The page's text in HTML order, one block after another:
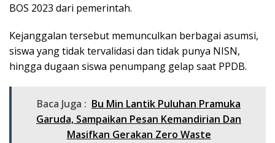
BOS 2023 dari pemerintah.
Kejanggalan tersebut memunculkan berbagai asumsi,
siswa yang tidak tervalidasi dan tidak punya NISN,
hingga dugaan siswa penumpang gelap saat PPDB.
Baca Juga : Bu Min Lantik Puluhan Pramuka
Garuda, Sampaikan Pesan Kemandirian Dan
Masifkan Gerakan Zero Waste